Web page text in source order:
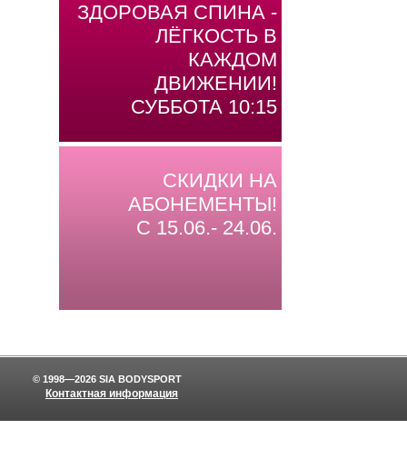
ЗДОРОВАЯ СПИНА -
ЛЁГКОСТЬ В
КАЖДОМ
ДВИЖЕНИИ!
СУББОТА 10:15
СКИДКИ НА
АБОНЕМЕНТЫ!
С 15.06.- 24.06.
Контактная информация
© 1998—2026 SIA BODYSPORT